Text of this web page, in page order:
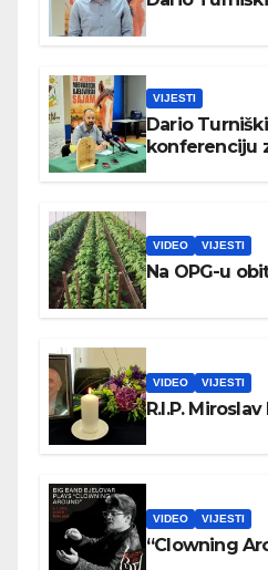
VIJESTI
Dario
konferenciju
VIDEO VIJESTI
Na OPG-u
VIDEO VIJESTI
R.I.P.
VIDEO VIJESTI
“Clowning